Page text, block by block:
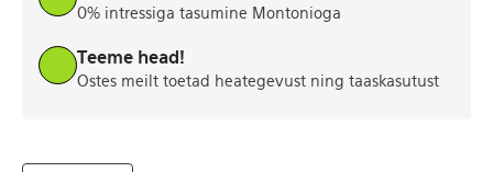
0% intressiga tasumine Montonioga
Teeme head!
Ostes meilt toetad heategevust ning taaskasutust